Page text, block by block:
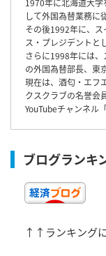
して外国為替業務に
その後1992年に、
ス・プレジデントと
さらに1998年には
の外国為替部長、東
現在は、酒匂・エフ
クスクラブの名誉会員
YouTubeチャンネル
ブログランキ
↑↑ランキング